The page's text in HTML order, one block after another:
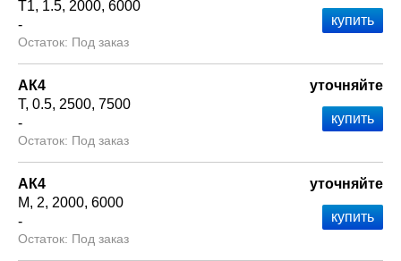
Т1 1.5 2000 6000
-
Под заказ
АК4
Т 0.5 2500 7500
-
Под заказ
уточняйте
АК4
М
2 2000 6000
-
Под заказ
уточняйте